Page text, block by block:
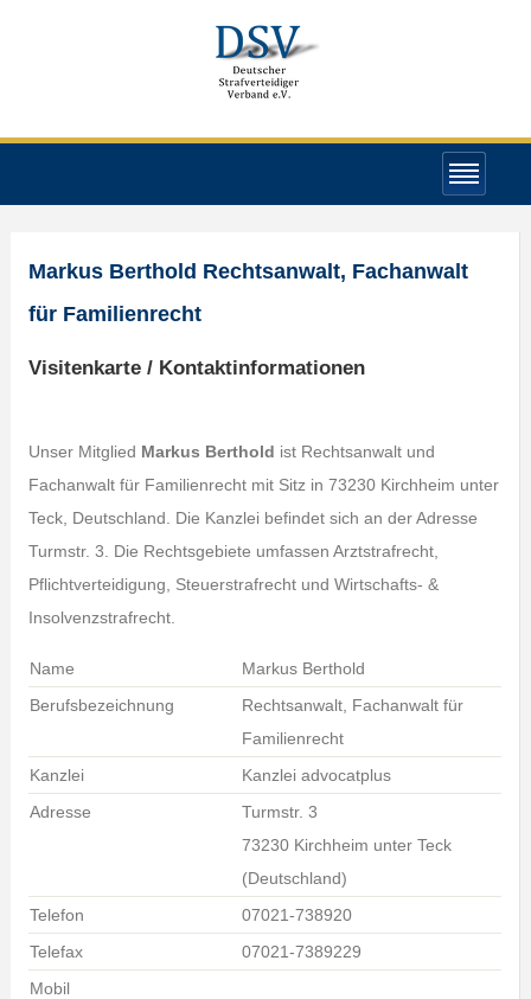
Markus Berthold Rechtsanwalt, Fachanwalt
für Familienrecht
Visitenkarte / Kontaktinformationen
Unser Mitglied Markus Berthold ist Rechtsanwalt und
Fachanwalt für Familienrecht mit Sitz in 73230 Kirchheim unter
Teck, Deutschland. Die Kanzlei befindet sich an der Adresse
Turmstr. 3. Die Rechtsgebiete umfassen Arztstrafrecht,
Pflichtverteidigung, Steuerstrafrecht und Wirtschafts- &
Insolvenzstrafrecht.
Name
Markus Berthold
Berufsbezeichnung
Rechtsanwalt, Fachanwalt für
Familienrecht
Kanzlei
Kanzlei advocatplus
Adresse
Turmstr. 3
73230 Kirchheim unter Teck
(Deutschland)
Telefon
07021-738920
Telefax
07021-7389229
Mobil